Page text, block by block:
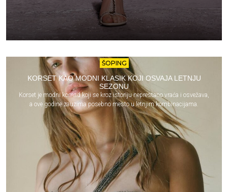
ŠOPING
KORSET KAO MODNI KLASIK KOJI OSVAJA LETNJU
SEZONU
Korset je modni komad koji se kroz istoriju neprestano vraća i osvežava,
a ove godine zauzima posebno mesto u letnjim kombinacijama.